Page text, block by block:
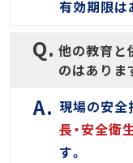
有効期限は
他の教育と
のはありま
現場の安全
長・安全衛
す。